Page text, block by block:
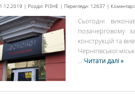
| Розділ: РІЗНЕ | Перегляди: 12637 | Коментарі:
Сьогодні
позачерговому
конструкцій та
Чернігівської
... Читати далі »